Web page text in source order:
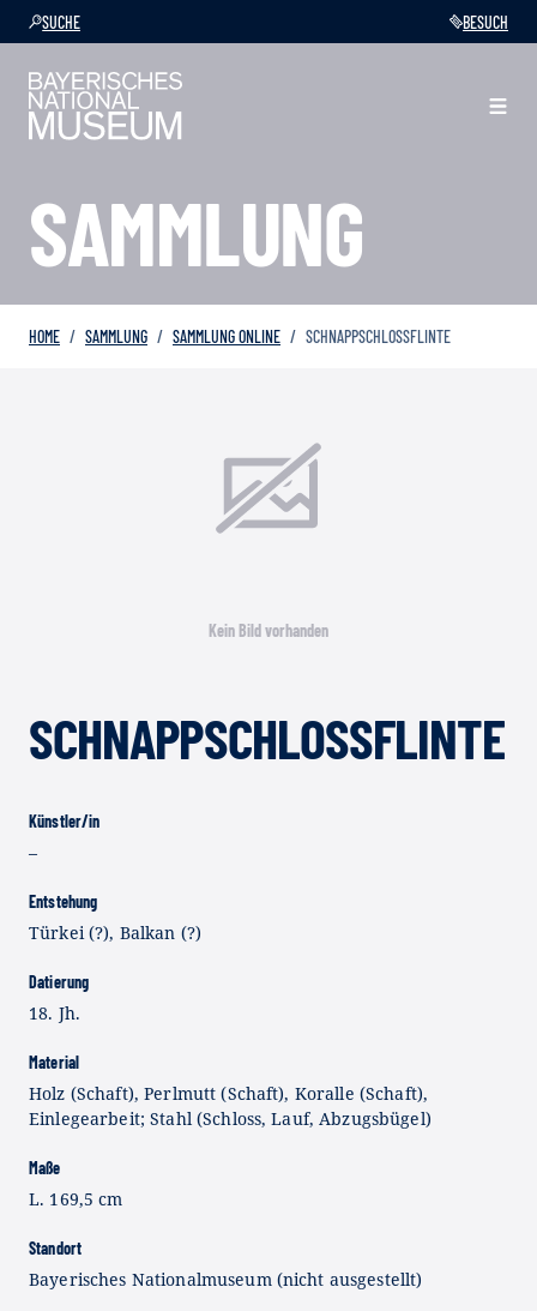
SUCHE BESUCH
SAMMLUNG
HOME SAMMLUNG SAMMLUNG ONLINE SCHNAPPSCHLOSSFLINTE
Kein Bild vorhanden
SCHNAPPSCHLOSSFLINTE
Künstler/in
–
Entstehung
Türkei (?), Balkan (?)
Datierung
18. Jh.
Material
Holz (Schaft), Perlmutt (Schaft), Koralle (Schaft),
Einlegearbeit; Stahl (Schloss, Lauf, Abzugsbügel)
Maße
L. 169,5 cm
Standort
Bayerisches Nationalmuseum (nicht ausgestellt)